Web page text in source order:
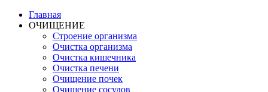
Главная
ОЧИЩЕНИЕ
Строение организма
Очистка организма
Очистка кишечника
Очистка печени
Очищение почек
Очищение сосудов